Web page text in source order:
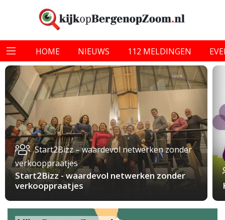
HOME NIEUWS 112 MELDINGEN
Start2Bizz – waardevol netwerken zonder
verkooppraatjes
Start2Bizz - waardevol netwerken zonder
verkooppraatjes